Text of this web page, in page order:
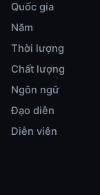
Quốc gia
Năm
Thời lượng
Chất lượng
Ngôn ngữ
Đạo diễn
Diễn viên